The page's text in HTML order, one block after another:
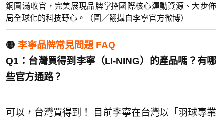
銅圓滿收官，完美展現品牌掌控國際核心運動資源、大步佈
局全球化的科技野心。（圖／翻攝自李寧官方微博）
🟡 李寧品牌常見問題 FAQ
Q1：台灣買得到李寧（LI-NING）的產品嗎？有哪
些官方通路？
可以，台灣買得到！ 目前李寧在台灣以「羽球專業